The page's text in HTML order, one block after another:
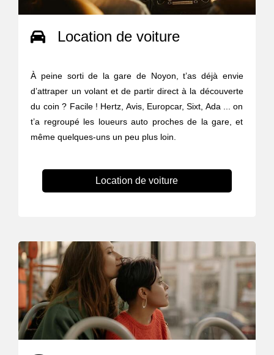
Location de voiture
À peine sorti de la gare de Noyon, t’as déjà envie
d’attraper un volant et de partir direct à la découverte
du coin ? Facile ! Hertz, Avis, Europcar, Sixt, Ada ... on
t’a regroupé les loueurs auto proches de la gare, et
même quelques-uns un peu plus loin.
Location de voiture